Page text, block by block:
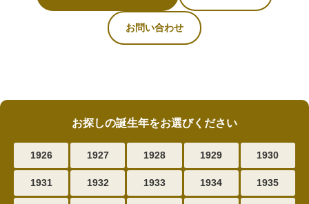
お問い合わせ
お探しの誕生年をお選びください
1926 1927 1928 1929 1930
1931 1932 1933 1934 1935